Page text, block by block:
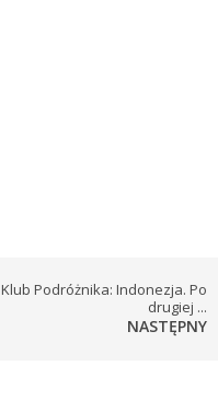
Klub Podróżnika: Indonezja. Po
drugiej ...
NASTĘPNY